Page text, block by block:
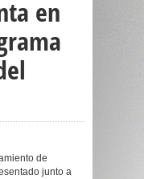
en
de
junto a